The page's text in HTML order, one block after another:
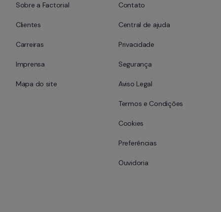
Sobre a Factorial
Clientes
Carreiras
Imprensa
Mapa do site
Contato
Central de ajuda
Privacidade
Segurança
Aviso Legal
Termos e Condições
Cookies
Preferências
Ouvidoria